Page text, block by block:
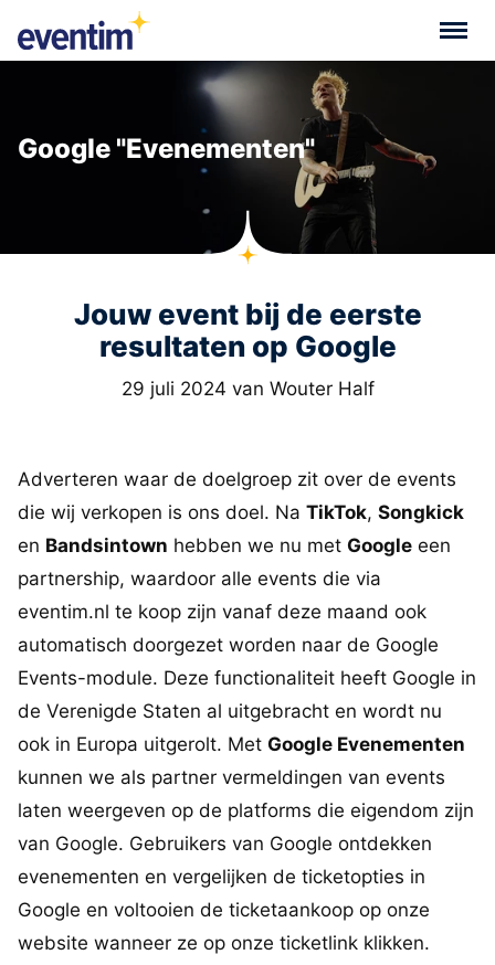
Google "Evenementen"
Jouw event bij de eerste
resultaten op Google
29 juli 2024 van Wouter Half
Adverteren waar de doelgroep zit over de events
die wij verkopen is ons doel. Na TikTok, Songkick
en Bandsintown hebben we nu met Google een
partnership, waardoor alle events die via
eventim.nl te koop zijn vanaf deze maand ook
automatisch doorgezet worden naar de Google
Events-module. Deze functionaliteit heeft Google in
de Verenigde Staten al uitgebracht en wordt nu
ook in Europa uitgerolt. Met Google Evenementen
kunnen we als partner vermeldingen van events
laten weergeven op de platforms die eigendom zijn
van Google. Gebruikers van Google ontdekken
evenementen en vergelijken de ticketopties in
Google en voltooien de ticketaankoop op onze
website wanneer ze op onze ticketlink klikken.